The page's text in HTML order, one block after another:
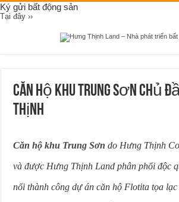
Ký gửi bất động sản
Tại đây ››
Căn Hộ Khu Trung Sơn Chủ
Thịnh
Căn hộ khu Trung Sơn do Hưng Thịnh
và được Hưng Thịnh Land phân phối độc
nối thành công dự án căn hộ Flotita tọa